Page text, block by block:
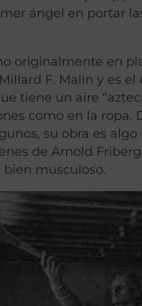
ángel en portar
originalmente en
F. Malin y es el
tiene un aire
como en la ropa.
su obra es algo
de Arnold
bien musculoso.